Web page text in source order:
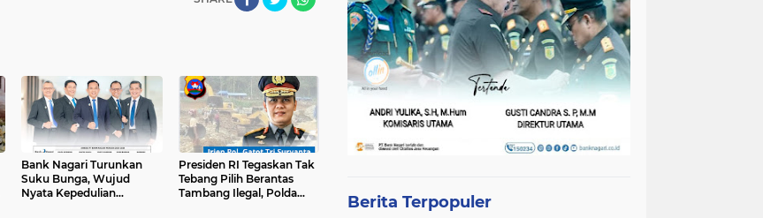
Bank Nagari Turunkan
Suku Bunga, Wujud
Nyata Kepedulian
Presiden RI Tegaskan Tak
Tebang Pilih Berantas
Tambang Ilegal, Polda
Berita Terpopuler